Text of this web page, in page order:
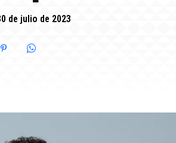
de julio de 2023